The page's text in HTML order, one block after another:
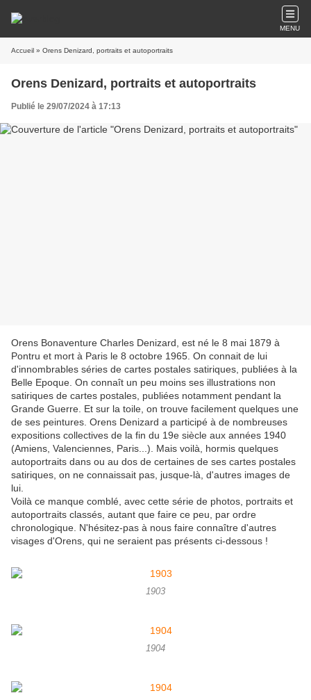
MENU
Accueil » Orens Denizard, portraits et autoportraits
Orens Denizard, portraits et autoportraits
Publié le 29/07/2024 à 17:13
Orens Bonaventure Charles Denizard, est né le 8 mai 1879 à
Pontru et mort à Paris le 8 octobre 1965. On connait de lui
d'innombrables séries de cartes postales satiriques, publiées à la
Belle Epoque. On connaît un peu moins ses illustrations non
satiriques de cartes postales, publiées notamment pendant la
Grande Guerre. Et sur la toile, on trouve facilement quelques une
de ses peintures. Orens Denizard a participé à de nombreuses
expositions collectives de la fin du 19e siècle aux années 1940
(Amiens, Valenciennes, Paris...). Mais voilà, hormis quelques
autoportraits dans ou au dos de certaines de ses cartes postales
satiriques, on ne connaissait pas, jusque-là, d'autres images de
lui.
Voilà ce manque comblé, avec cette série de photos, portraits et
autoportraits classés, autant que faire ce peu, par ordre
chronologique. N'hésitez-pas à nous faire connaître d'autres
visages d'Orens, qui ne seraient pas présents ci-dessous !
1903
1904